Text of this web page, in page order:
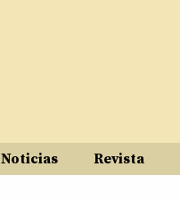
Noticias Revista